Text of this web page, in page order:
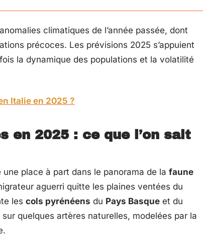
climatiques de l’année passée, dont
précoces. Les prévisions 2025 s’appuient
la dynamique des populations et la volatilité
Italie en 2025 ?
en 2025 : ce que l’on sait
une place à part dans le panorama de la faune
aguerri quitte les plaines ventées du
les cols pyrénéens du Pays Basque et du
quelques artères naturelles, modelées par la